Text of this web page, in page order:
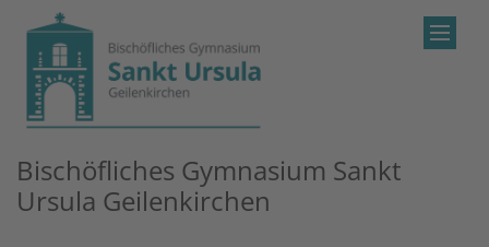
Zum Inhalt springen
Bischöfliches Gymnasium Sankt
Ursula Geilenkirchen